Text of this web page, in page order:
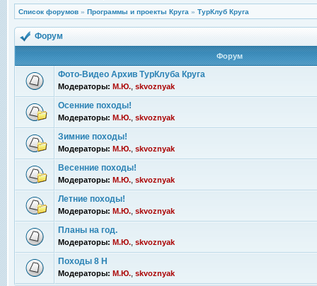
Список форумов » Программы и проекты Круга » ТурКлуб Круга
Форум
Форум
Фото-Видео Архив ТурКлуба Круга
Модераторы: М.Ю. skvoznyak
Осенние походы!
Модераторы: М.Ю. skvoznyak
Зимние походы!
Модераторы: М.Ю. skvoznyak
Весенние походы!
Модераторы: М.Ю. skvoznyak
Летние походы!
Модераторы: М.Ю. skvoznyak
Планы на год.
Модераторы: М.Ю. skvoznyak
Походы 8 Н
Модераторы: М.Ю. skvoznyak